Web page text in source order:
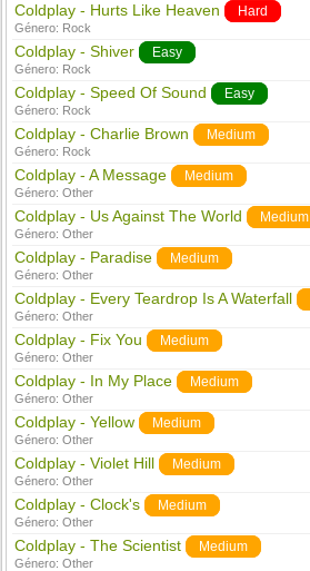
Coldplay - Hurts Like Heaven Hard
Género: Rock
Coldplay - Shiver Easy
Género: Rock
Coldplay - Speed Of Sound Easy
Género: Rock
Coldplay - Charlie Brown Medium
Género: Rock
Coldplay - A Message Medium
Género:Other
Coldplay - Us Against The World Medium
Género:Other
Coldplay - Paradise Medium
Género:Other
Coldplay - Every Teardrop Is A Waterfall
Género:Other
Coldplay - Fix You Medium
Género:Other
Coldplay - In My Place Medium
Género:Other
Coldplay - Yellow Medium
Género:Other
Coldplay - Violet Hill Medium
Género:Other
Coldplay - Clock's Medium
Género:Other
Coldplay - The Scientist Medium
Género:Other